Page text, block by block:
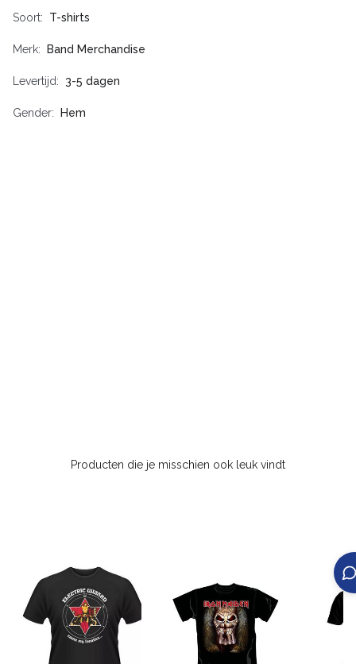
Soort T-shirts
Merk Band Merchandise
Levertijd 3-5 dagen
Gender Hem
Producten die je misschien ook leuk vindt